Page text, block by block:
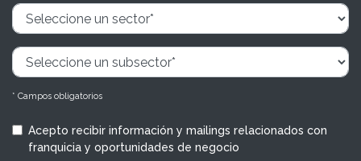
* Campos obligatorios
Acepto recibir información y mailings relacionados con
franquicia y oportunidades de negocio